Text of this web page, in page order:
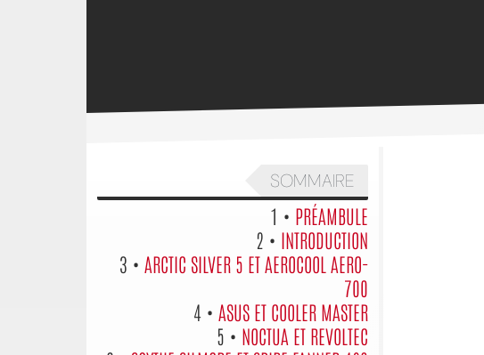
SOMMAIRE
1 • PRÉAMBULE
2 • INTRODUCTION
3 • ARCTIC SILVER 5 ET AEROCOOL AERO-
700
4 • ASUS ET COOLER MASTER
5 • NOCTUA ET REVOLTEC